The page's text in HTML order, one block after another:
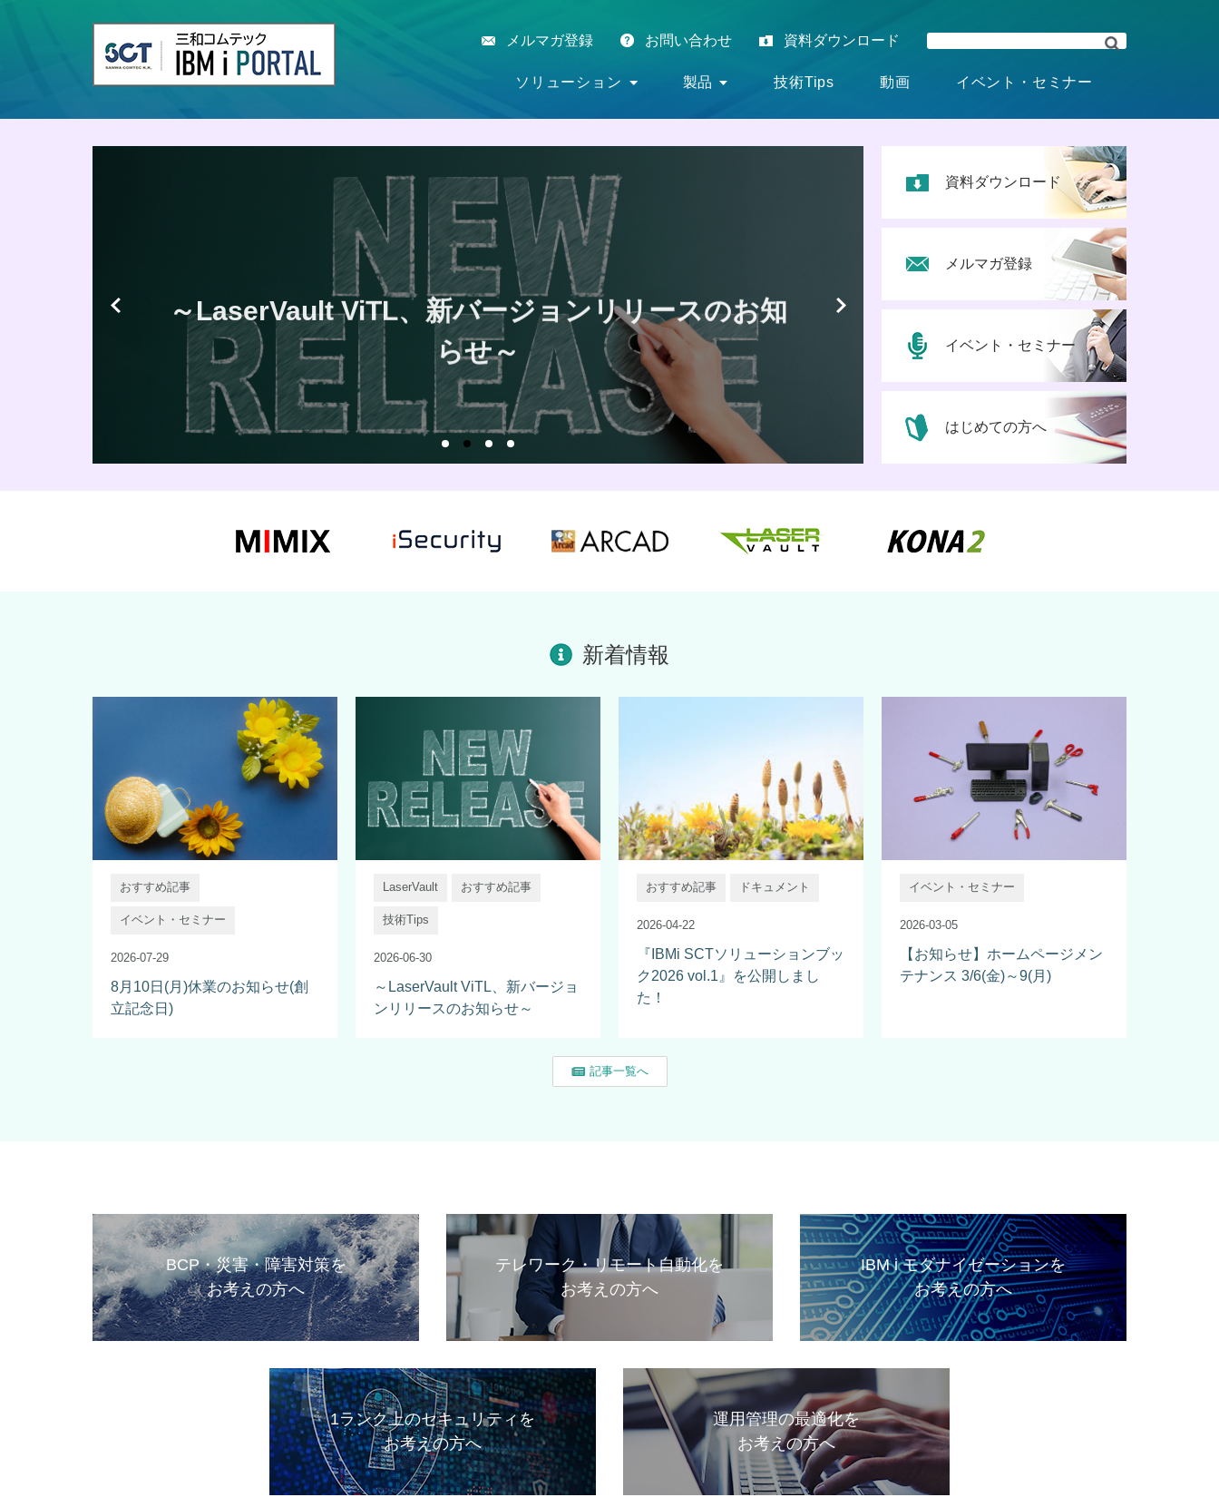
メルマガ登録 お問い合わせ 資料ダウンロード
ソリューション 製品 技術Tips 動画 イベント・セミナー
～LaserVault ViTL、新バージョンリリースのお知
らせ～
資料ダウンロード
メルマガ登録
イベント・セミナー
はじめての方へ
新着情報
おすすめ記事
イベント・セミナー
2026-07-29
8月10日(月)休業のお知らせ(創
立記念日)
LaserVault おすすめ記事
技術Tips
2026-06-30
～LaserVault ViTL、新バージョ
ンリリースのお知らせ～
おすすめ記事 ドキュメント
2026-04-22
『IBMi SCTソリューションブッ
ク2026 vol.1』を公開しまし
た！
イベント・セミナー
2026-03-05
【お知らせ】ホームページメン
テナンス 3/6(金)～9(月)
記事一覧へ
BCP・災害・障害対策を
お考えの方へ
テレワーク・リモート自動化を
お考えの方へ
IBM i モダナイゼーションを
お考えの方へ
1ランク上のセキュリティを
お考えの方へ
運用管理の最適化を
お考えの方へ